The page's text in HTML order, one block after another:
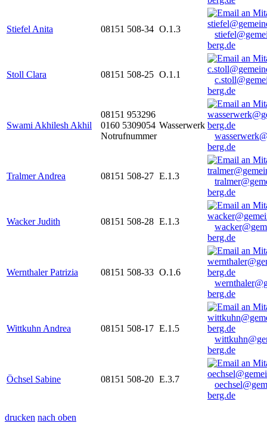
Stiefel Anita 08151 508-34 O.1.3
berg.de
Stoll Clara 08151 508-25 O.1.1
berg.de
Swami Akhilesh Akhil
08151 953296
0160 5309054
Notrufnummer
Wasserwerk
berg.de
Tralmer Andrea 08151 508-27 E.1.3
berg.de
Wacker Judith 08151 508-28 E.1.3
berg.de
Wernthaler Patrizia 08151 508-33 O.1.6
berg.de
Wittkuhn Andrea 08151 508-17 E.1.5
berg.de
Öchsel Sabine 08151 508-20 E.3.7
berg.de
drucken nach oben